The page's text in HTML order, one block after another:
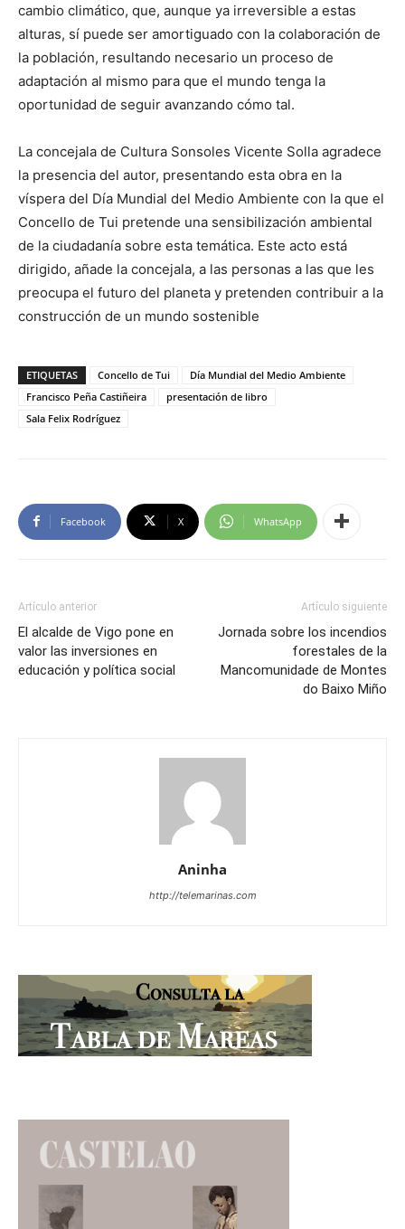
cambio climático, que, aunque ya irreversible a estas
alturas, sí puede ser amortiguado con la colaboración de
la población, resultando necesario un proceso de
adaptación al mismo para que el mundo tenga la
oportunidad de seguir avanzando cómo tal.
La concejala de Cultura Sonsoles Vicente Solla agradece
la presencia del autor, presentando esta obra en la
víspera del Día Mundial del Medio Ambiente con la que el
Concello de Tui pretende una sensibilización ambiental
de la ciudadanía sobre esta temática. Este acto está
dirigido, añade la concejala, a las personas a las que les
preocupa el futuro del planeta y pretenden contribuir a la
construcción de un mundo sostenible
ETIQUETAS Concello de Tui
Día Mundial del Medio Ambiente
Francisco Peña Castiñeira
presentación de libro
Sala Felix Rodríguez
Facebook X WhatsApp
Artículo anterior
El alcalde de Vigo pone en
valor las inversiones en
educación y política social
Artículo siguiente
Jornada sobre los incendios
forestales de la
Mancomunidade de Montes
do Baixo Miño
Aninha
http://telemarinas.com